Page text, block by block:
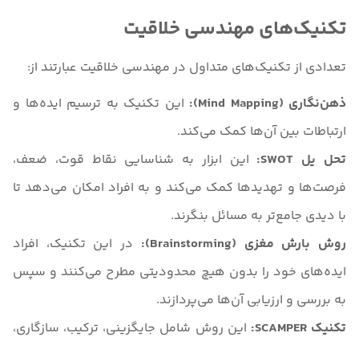
تکنیک‌های مهندسی خلاقیت
تعدادی از تکنیک‌های متداول در مهندسی خلاقیت عبارتند از:
ذهن‌نگاری (Mind Mapping):
این تکنیک به ترسیم ایده‌ها و
ارتباطات بین آن‌ها کمک می‌کند.
تحل یل SWOT:
این ابزار به شناسایی نقاط قوت، ضعف،
فرصت‌ها و تهدیدها کمک می‌کند و به افراد امکان می‌دهد تا
با دیدی جامع‌تر به مسائل بنگرند.
روش بارش مغزی (Brainstorming):
در این تکنیک، افراد
ایده‌های خود را بدون هیچ محدودیتی مطرح می‌کنند و سپس
به بررسی و ارزیابی آن‌ها می‌پردازند.
تکنیک SCAMPER:
این روش شامل جایگزینی، ترکیب، سازگاری،